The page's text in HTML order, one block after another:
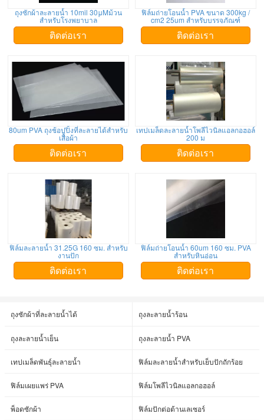
ถุงซักผ้าละลายน้ำ 10mil 30μMม้วน
สำหรับโรงพยาบาล
ติดต่อเรา
ฟิล์มถ่ายโอนน้ำ PVA ขนาด 300kg /
cm2 25um สำหรับบรรจุภัณฑ์
ติดต่อเรา
80um PVA ถุงช้อปปิ้งที่ละลายได้สำหรับ
เสื้อผ้า
ติดต่อเรา
เทปเมล็ดละลายน้ำโพลีไวนิลแอลกอฮอล์
200 ม
ติดต่อเรา
ฟิล์มละลายน้ำ 31.25G 160 ซม. สำหรับ
งานปัก
ติดต่อเรา
ฟิล์มถ่ายโอนน้ำ 60um 160 ซม. PVA
สำหรับหินอ่อน
ติดต่อเรา
ถุงซักผ้าที่ละลายน้ำได้ ถุงละลายน้ำร้อน
ถุงละลายน้ำเย็น ถุงละลายน้ำ PVA
เทปเมล็ดพันธุ์ละลายน้ำ ฟิล์มละลายน้ำสำหรับเย็บปักถักร้อย
ฟิล์มเผยแพร่ PVA ฟิล์มโพลีไวนิลแอลกอฮอล์
พ็อดซักผ้า ฟิล์มปักต่อต้านเลเซอร์